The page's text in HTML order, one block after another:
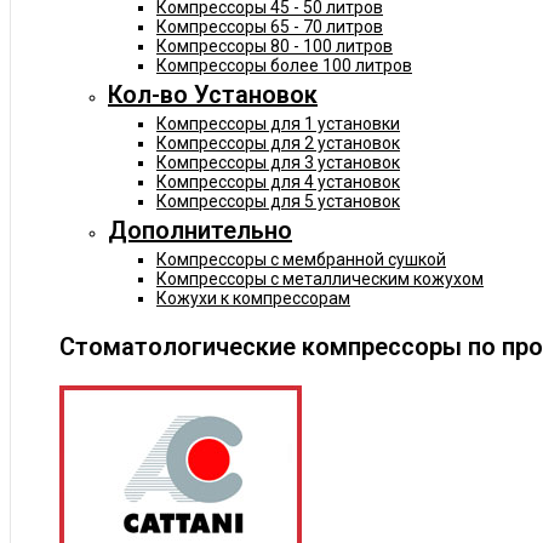
Компрессоры 45 - 50 литров
Компрессоры 65 - 70 литров
Компрессоры 80 - 100 литров
Компрессоры более 100 литров
Кол-во Установок
Компрессоры для 1 установки
Компрессоры для 2 установок
Компрессоры для 3 установок
Компрессоры для 4 установок
Компрессоры для 5 установок
Дополнительно
Компрессоры с мембранной сушкой
Компрессоры с металлическим кожухом
Кожухи к компрессорам
Стоматологические компрессоры по